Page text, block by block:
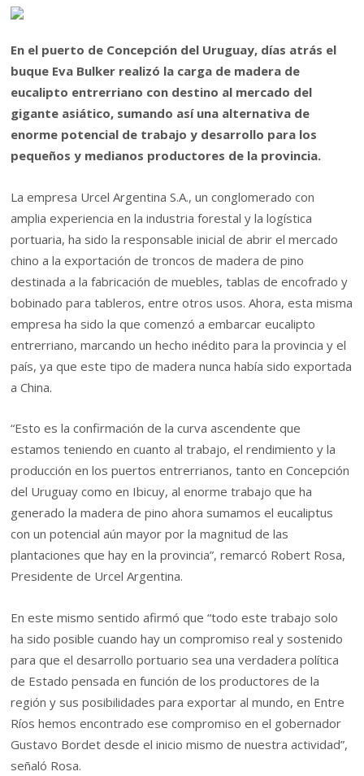
En el puerto de Concepción del Uruguay, días atrás el
buque Eva Bulker realizó la carga de madera de
eucalipto entrerriano con destino al mercado del
gigante asiático, sumando así una alternativa de
enorme potencial de trabajo y desarrollo para los
pequeños y medianos productores de la provincia.
La empresa Urcel Argentina S.A., un conglomerado con
amplia experiencia en la industria forestal y la logística
portuaria, ha sido la responsable inicial de abrir el mercado
chino a la exportación de troncos de madera de pino
destinada a la fabricación de muebles, tablas de encofrado y
bobinado para tableros, entre otros usos. Ahora, esta misma
empresa ha sido la que comenzó a embarcar eucalipto
entrerriano, marcando un hecho inédito para la provincia y el
país, ya que este tipo de madera nunca había sido exportada
a China.
“Esto es la confirmación de la curva ascendente que
estamos teniendo en cuanto al trabajo, el rendimiento y la
producción en los puertos entrerrianos, tanto en Concepción
del Uruguay como en Ibicuy, al enorme trabajo que ha
generado la madera de pino ahora sumamos el eucaliptus
con un potencial aún mayor por la magnitud de las
plantaciones que hay en la provincia”, remarcó Robert Rosa,
Presidente de Urcel Argentina.
En este mismo sentido afirmó que “todo este trabajo solo
ha sido posible cuando hay un compromiso real y sostenido
para que el desarrollo portuario sea una verdadera política
de Estado pensada en función de los productores de la
región y sus posibilidades para exportar al mundo, en Entre
Ríos hemos encontrado ese compromiso en el gobernador
Gustavo Bordet desde el inicio mismo de nuestra actividad”,
señaló Rosa.